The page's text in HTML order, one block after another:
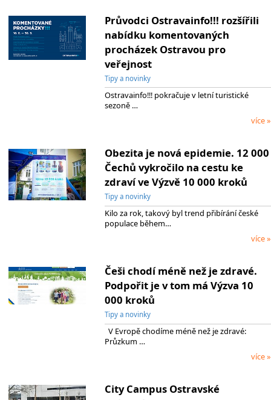
Průvodci Ostravainfo!!! rozšířili
nabídku komentovaných
procházek Ostravou pro
veřejnost
Tipy a novinky
Ostravainfo!!! pokračuje v letní turistické
sezoně …
více »
Obezita je nová epidemie. 12 000
Čechů vykročilo na cestu ke
zdraví ve Výzvě 10 000 kroků
Tipy a novinky
Kilo za rok, takový byl trend přibírání české
populace během…
více »
Češi chodí méně než je zdravé.
Podpořit je v tom má Výzva 10
000 kroků
Tipy a novinky
V Evropě chodíme méně než je zdravé:
Průzkum …
více »
City Campus Ostravské